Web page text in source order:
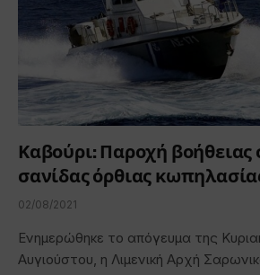
Καβούρι: Παροχή βοήθειας
σανίδας όρθιας
02/08/2021
Ενημερώθηκε το απόγευμα της
Αυγιούστου, η Λιμενική Αρχή